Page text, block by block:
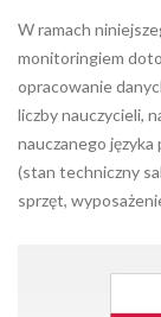
W ramach
monitoringiem
opracowanie
liczby nauczycieli,
nauczanego
(stan techniczny
sprzęt,